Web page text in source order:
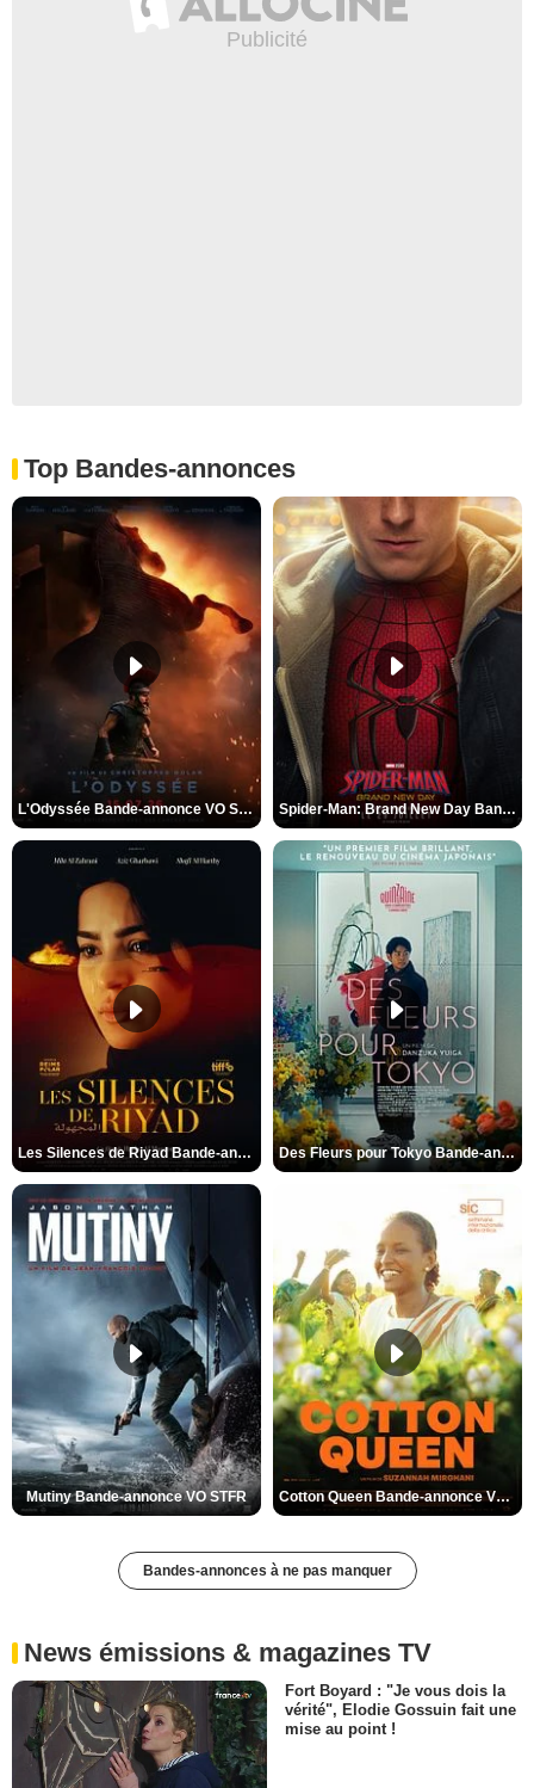
Top Bandes-annonces
L'Odyssée Bande-annonce VO STFR Spider-Man: Brand New Day Bande-annonce VO STFR
Les Silences de Riyad Bande-annonce VO STFR Des Fleurs pour Tokyo Bande-annonce VO STFR
Mutiny Bande-annonce VO STFR Cotton Queen Bande-annonce VO STFR
Bandes-annonces à ne pas manquer
News émissions & magazines TV
Fort Boyard : "Je vous dois la
vérité", Elodie Gossuin fait une
mise au point !